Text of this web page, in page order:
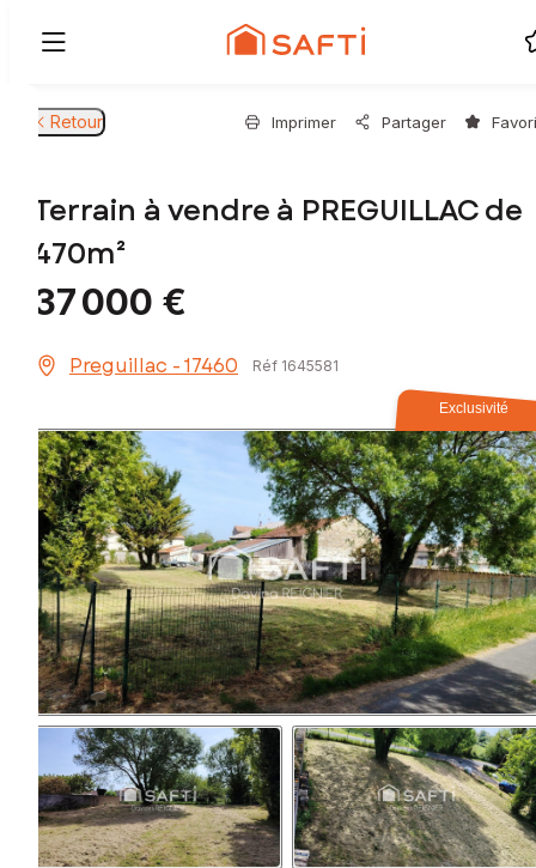
Retour Imprimer Partager
Terrain à vendre à PREGUILLAC de
470m²
37 000 €
Preguillac - 17460 Réf 1645581
Exclusivité